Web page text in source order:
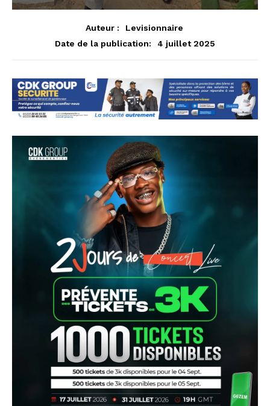
Auteur :
Levisionnaire
Date de la publication:
4 juillet 2025